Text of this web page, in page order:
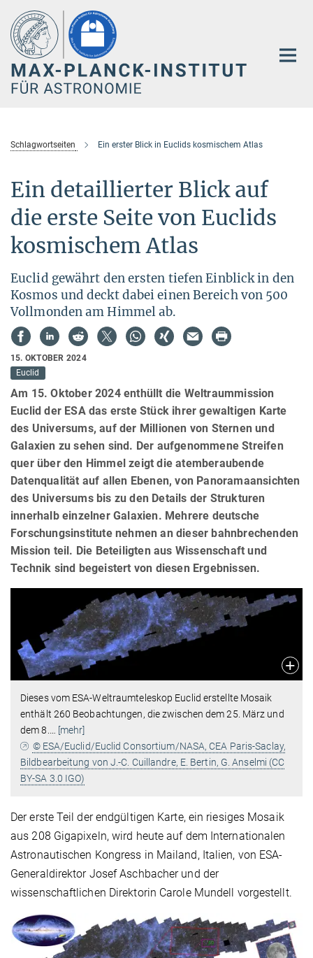
Hauptinhalt
Schlagwortseiten Ein erster Blick in Euclids kosmischem Atlas
Ein detaillierter Blick auf
die erste Seite von Euclids
kosmischem Atlas
Euclid gewährt den ersten tiefen Einblick in den
Kosmos und deckt dabei einen Bereich von 500
Vollmonden am Himmel ab.
15. OKTOBER 2024
Euclid
Am 15. Oktober 2024 enthüllt die Weltraummission
Euclid der ESA das erste Stück ihrer gewaltigen Karte
des Universums, auf der Millionen von Sternen und
Galaxien zu sehen sind. Der aufgenommene Streifen
quer über den Himmel zeigt die atemberaubende
Datenqualität auf allen Ebenen, von Panoramaansichten
des Universums bis zu den Details der Strukturen
innerhalb einzelner Galaxien. Mehrere deutsche
Forschungsinstitute nehmen an dieser bahnbrechenden
Mission teil. Die Beteiligten aus Wissenschaft und
Technik sind begeistert von diesen Ergebnissen.
Dieses vom ESA-Weltraumteleskop Euclid erstellte Mosaik
enthält 260 Beobachtungen, die zwischen dem 25. März und
dem 8.
[mehr]
© ESA/Euclid/Euclid Consortium/NASA, CEA Paris-Saclay,
Bildbearbeitung von J.-C. Cuillandre, E. Bertin, G. Anselmi (CC
BY-SA 3.0 IGO)
Der erste Teil der endgültigen Karte, ein riesiges Mosaik
aus 208 Gigapixeln, wird heute auf dem Internationalen
Astronautischen Kongress in Mailand, Italien, von ESA-
Generaldirektor Josef Aschbacher und der
wissenschaftlichen Direktorin Carole Mundell vorgestellt.